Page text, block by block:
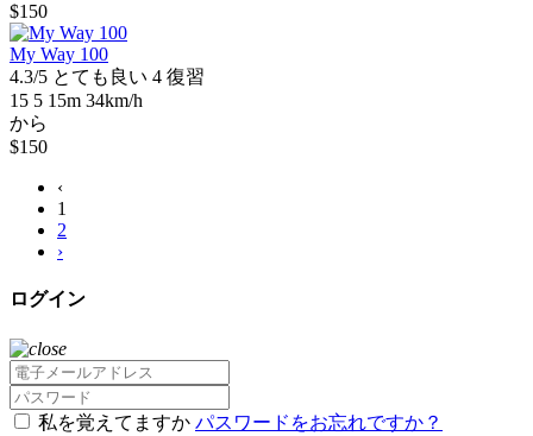
$150
My Way 100
4.3/5 とても良い 4 復習
15 5 15m 34km/h
から
$150
‹
1
2
›
ログイン
私を覚えてますか パスワードをお忘れですか？